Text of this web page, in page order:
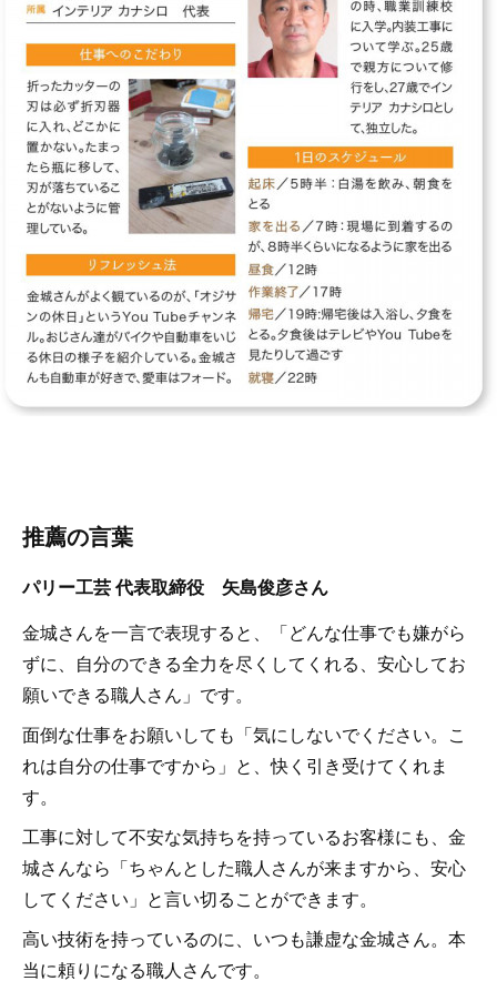
推薦の言葉
パリー工芸 代表取締役 矢島俊彦さん
金城さんを一言で表現すると、「どんな仕事でも嫌がら
ずに、自分のできる全力を尽くしてくれる、安心してお
願いできる職人さん」です。
面倒な仕事をお願いしても「気にしないでください。こ
れは自分の仕事ですから」と、快く引き受けてくれま
す。
工事に対して不安な気持ちを持っているお客様にも、金
城さんなら「ちゃんとした職人さんが来ますから、安心
してください」と言い切ることができます。
高い技術を持っているのに、いつも謙虚な金城さん。本
当に頼りになる職人さんです。